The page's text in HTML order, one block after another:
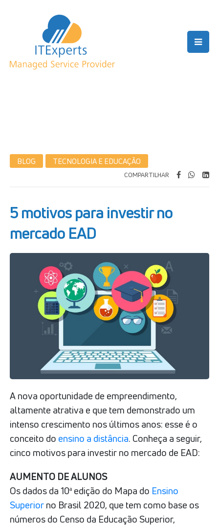
BLOG TECNOLOGIA E EDUCAÇÃO
COMPARTILHAR
5 motivos para investir no
mercado EAD
A nova oportunidade de empreendimento,
altamente atrativa e que tem demonstrado um
intenso crescimento nos últimos anos: esse é o
conceito do ensino a distância. Conheça a seguir,
cinco motivos para investir no mercado de EAD:
AUMENTO DE ALUNOS
Os dados da 10ª edição do Mapa do Ensino
Superiorno Brasil 2020, que tem como base os
números do Censo da Educação Superior,